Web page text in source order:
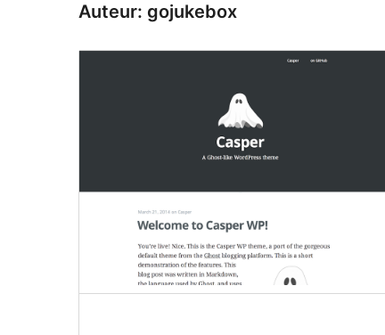
Auteur: gojukebox